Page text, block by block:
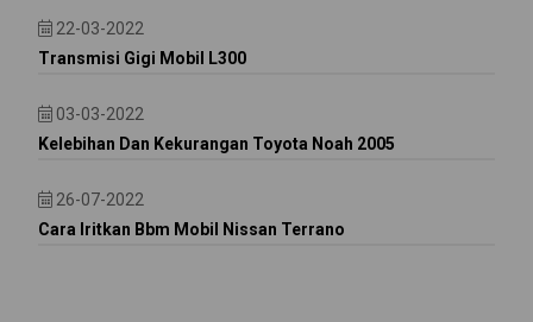
22-03-2022
Transmisi Gigi Mobil L300
03-03-2022
Kelebihan Dan Kekurangan Toyota Noah 2005
26-07-2022
Cara Iritkan Bbm Mobil Nissan Terrano